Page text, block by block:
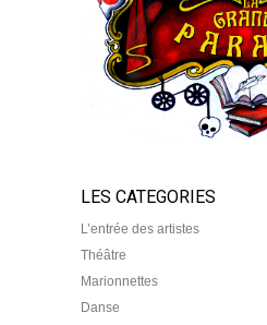
LES CATEGORIES
L’entrée des artistes
Théâtre
Marionnettes
Danse